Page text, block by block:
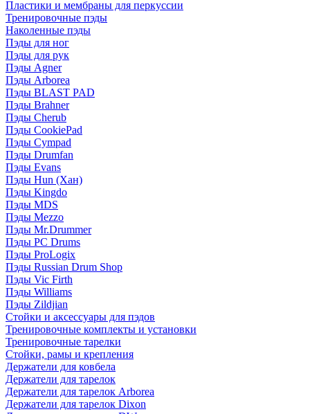
Пластики и мембраны для перкуссии
Тренировочные пэды
Наколенные пэды
Пэды для ног
Пэды для рук
Пэды Agner
Пэды Arborea
Пэды BLAST PAD
Пэды Brahner
Пэды Cherub
Пэды CookiePad
Пэды Cympad
Пэды Drumfan
Пэды Evans
Пэды Hun (Хан)
Пэды Kingdo
Пэды MDS
Пэды Mezzo
Пэды Mr.Drummer
Пэды PC Drums
Пэды ProLogix
Пэды Russian Drum Shop
Пэды Vic Firth
Пэды Williams
Пэды Zildjian
Стойки и аксессуары для пэдов
Тренировочные комплекты и установки
Тренировочные тарелки
Стойки, рамы и крепления
Держатели для ковбела
Держатели для тарелок
Держатели для тарелок Arborea
Держатели для тарелок Dixon